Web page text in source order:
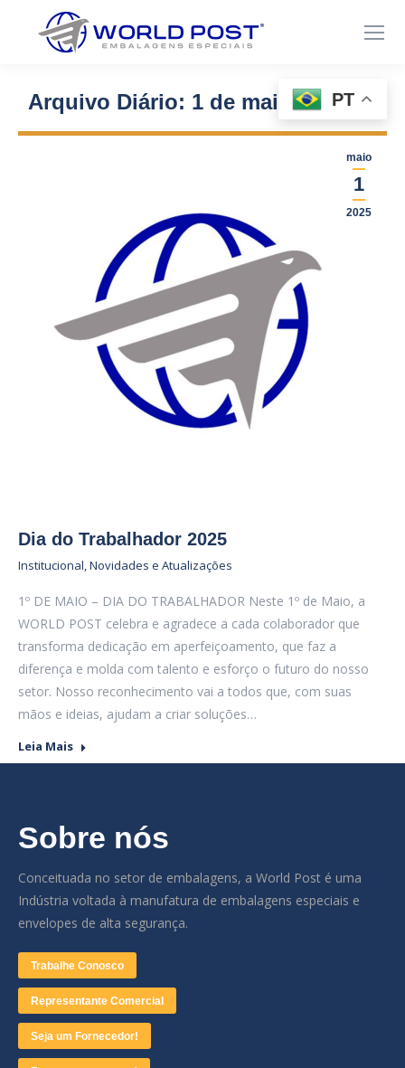
Arquivo Diário: 1 de maio de 2025
Você está aqui:
maio
1
2025
Dia do Trabalhador 2025
Institucional,Novidades e Atualizações
1º DE MAIO – DIA DO TRABALHADOR Neste 1º de Maio, a
WORLD POST celebra e agradece a cada colaborador que
transforma dedicação em aperfeiçoamento, que faz a
diferença e molda com talento e esforço o futuro do nosso
setor. Nosso reconhecimento vai a todos que, com suas
mãos e ideias, ajudam a criar soluções…
Leia Mais
Sobre nós
Conceituada no setor de embalagens, a World Post é uma
Indústria voltada à manufatura de embalagens especiais e
envelopes de alta segurança.
Trabalhe Conosco
Representante Comercial
Seja um Fornecedor!
PT